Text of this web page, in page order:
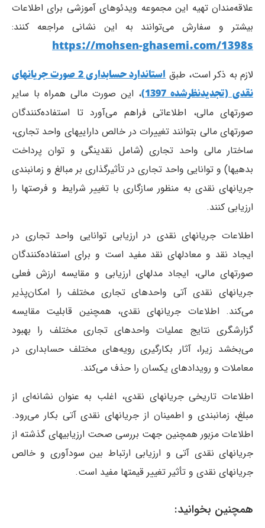
علاقه‌مندان تهیه این مجموعه ویدئوهای آموزشی برای اطلاعات
بیشتر و سفارش می‌توانند به این نشانی مراجعه کنند:
https://mohsen-ghasemi.com/1398s
لازم به ذکر است، طبق
استاندارد حسابداری 2 صورت جریانهای
نقدی (تجدیدنظرشده 1397)
، این صورت مالی همراه با سایر
صورتهای مالی، اطلاعاتی فراهم می‌آورد تا استفاده‌کنندگان
صورتهای مالی بتوانند تغییرات در خالص داراییهای واحد تجاری،
ساختار مالی واحد تجاری (شامل نقدینگی و توان پرداخت
بدهیها) و توانایی واحد تجاری در تأثیرگذاری بر مبالغ و زمانبندی
جریانهای نقدی به منظور سازگاری با تغییر شرایط و فرصتها را
ارزیابی کنند.
اطلاعات جریانهای نقدی در ارزیابی توانایی واحد تجاری در
ایجاد نقد و معادلهای نقد مفید است و برای استفاده‌کنندگان
صورتهای مالی، ایجاد مدلهای ارزیابی و مقایسه ارزش فعلی
جریانهای نقدی آتی واحدهای تجاری مختلف را امکان‌پذیر
می‌کند. اطلاعات جریانهای نقدی، همچنین قابلیت مقایسه
گزارشگری نتایج عملیات واحدهای تجاری مختلف را بهبود
می‌بخشد زیرا، آثار بکارگیری رویه‌های مختلف حسابداری در
معاملات و رویدادهای یکسان را حذف می‌کند.
اطلاعات تاریخی جریانهای نقدی، اغلب به عنوان نشانه‌ای از
مبلغ، زمانبندی و اطمینان از جریانهای نقدی آتی بکار می‌رود.
اطلاعات مزبور همچنین جهت بررسی صحت ارزیابیهای گذشته از
جریانهای نقدی آتی و ارزیابی ارتباط بین سودآوری و خالص
جریانهای نقدی و تأثیر تغییر قیمتها مفید است.
همچنین بخوانید: